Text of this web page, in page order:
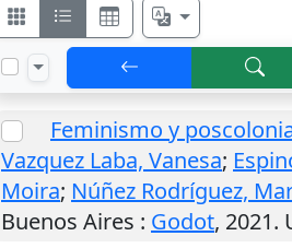
Feminismo y
Vazquez Laba, Vanesa;
Moira; Núñez Rodríguez,
Buenos Aires : Godot, 2021.